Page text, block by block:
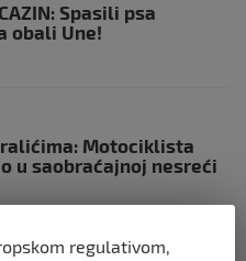
Spasili psa
obali Une!
Motociklista
u saobraćajnoj nesreći
regulativom,